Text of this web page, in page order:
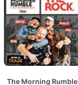
The Morning Rumble